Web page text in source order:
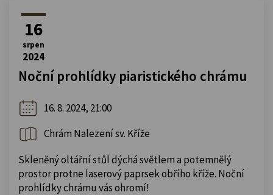
16
srpen
2024
Noční prohlídky piaristického chrámu
16. 8. 2024, 21:00
Chrám Nalezení sv. Kříže
Skleněný oltářní stůl dýchá světlem a potemnělý
prostor protne laserový paprsek obřího kříže. Noční
prohlídky chrámu vás ohromí!